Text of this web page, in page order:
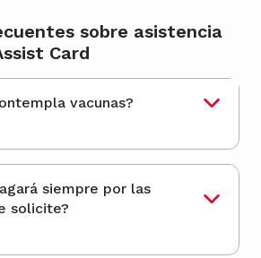
sobre asistencia
Card
¿Assist Card contempla vacunas?
siempre por las
solicite?